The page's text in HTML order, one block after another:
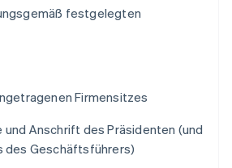
festgelegten
Firmensitzes
und Anschrift des Präsidenten (und
des Geschäftsführers)